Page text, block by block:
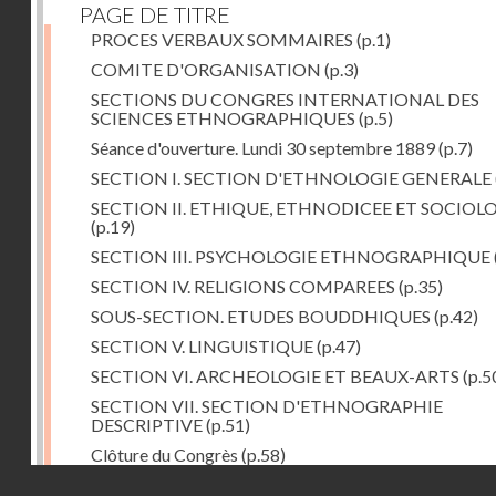
PAGE DE TITRE
PROCES VERBAUX SOMMAIRES (p.1)
COMITE D'ORGANISATION (p.3)
SECTIONS DU CONGRES INTERNATIONAL DES
SCIENCES ETHNOGRAPHIQUES (p.5)
Séance d'ouverture. Lundi 30 septembre 1889(p.7)
SECTION I. SECTION D'ETHNOLOGIE GENERALE
SECTION II. ETHIQUE, ETHNODICEE ET
(p.19)
SECTION III. PSYCHOLOGIE ETHNOGRAPHIQUE
SECTION IV. RELIGIONS COMPAREES (p.35)
SOUS-SECTION. ETUDES BOUDDHIQUES (p.42)
SECTION V. LINGUISTIQUE(p.47)
SECTION VI. ARCHEOLOGIE ET BEAUX-ARTS
SECTION VII. SECTION D'ETHNOGRAPHIE
DESCRIPTIVE(p.51)
Clôture du Congrès (p.58)